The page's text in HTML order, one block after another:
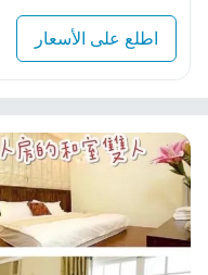
اطلع على الأسعار